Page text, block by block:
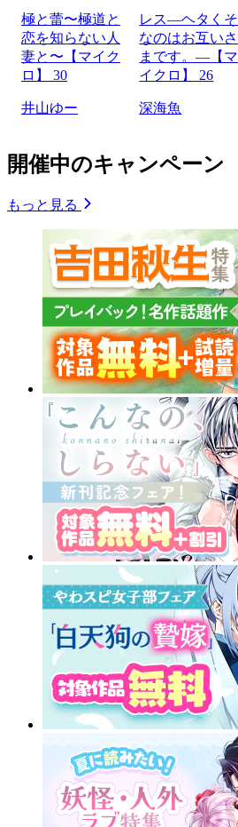
極と蕾〜極道と
恋を知らない人
妻と〜【マイク
ロ】 30
井山ゆー
レス―ヘタくそ
なのはお互いさ
まです。―【マ
イクロ】 26
深海魚
開催中のキャンペーン
もっと見る